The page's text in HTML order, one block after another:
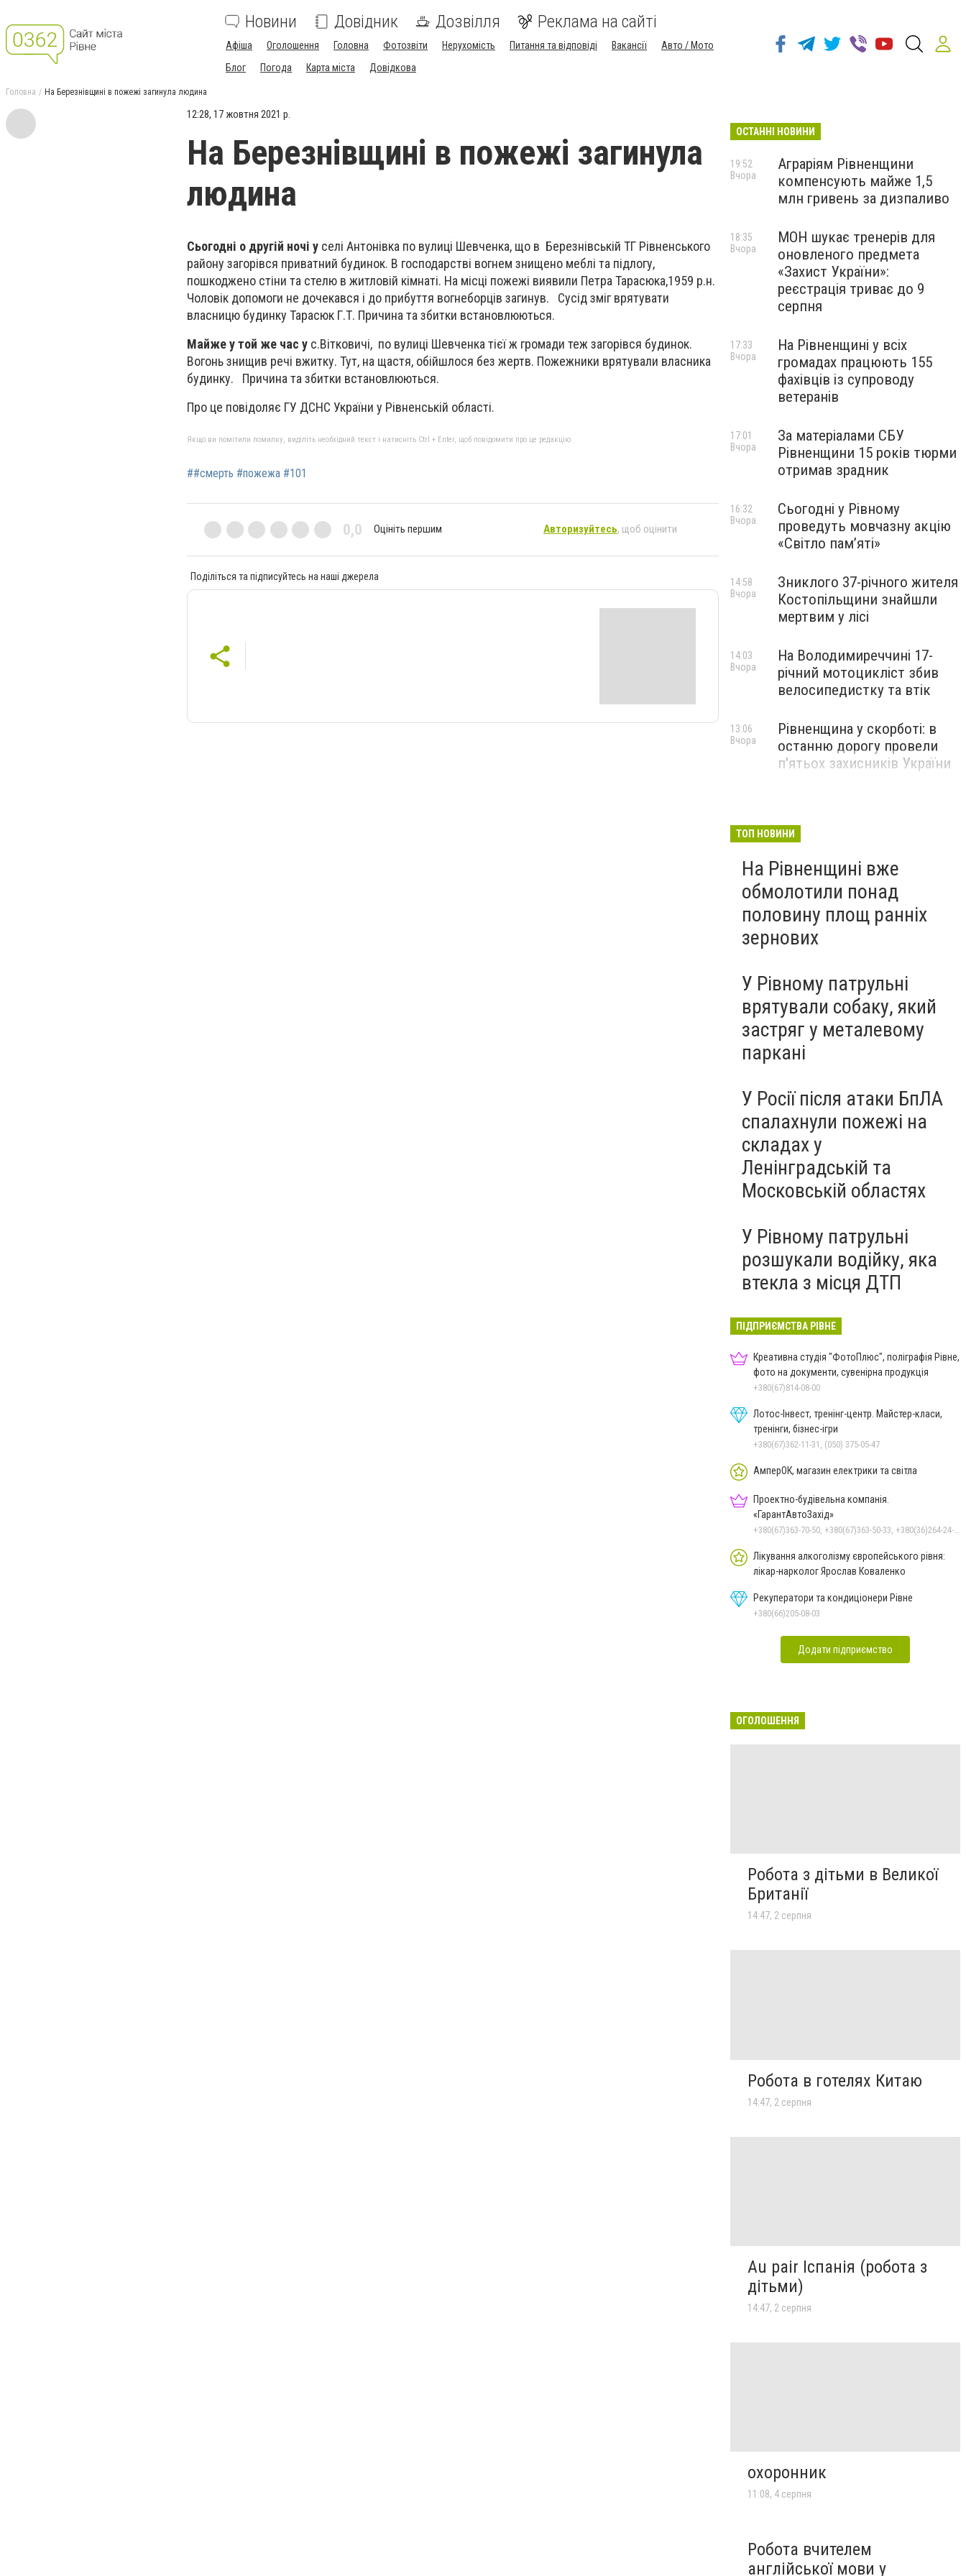
Новини Довідник Дозвілля Реклама на сайті
Афіша Оголошення Головна Фотозвіти Нерухомість Питання та відповіді Вакансії
Авто / Мото
Блог
Погода Карта міста Довідкова
Головна На Березнівщині в пожежі загинула людина
12:28, 17 жовтня 2021 р.
На Березнівщині в пожежі загинула
людина
Сьогодні о другій ночі у селі Антонівка по вулиці Шевченка, що в Березнівській ТГ Рівненського
району загорівся приватний будинок. В господарстві вогнем знищено меблі та підлогу,
пошкоджено стіни та стелю в житловій кімнаті. На місці пожежі виявили Петра Тарасюка,1959 р.н.
Чоловік допомоги не дочекався і до прибуття вогнеборців загинув. Сусід зміг врятувати
власницю будинку Тарасюк Г.Т. Причина та збитки встановлюються.
Майже у той же час у с.Вітковичі, по вулиці Шевченка тієї ж громади теж загорівся будинок.
Вогонь знищив речі вжитку. Тут, на щастя, обійшлося без жертв. Пожежники врятували власника
будинку. Причина та збитки встановлюються.
Про це повідоляє ГУ ДСНС України у Рівненській області.
Якщо ви помітили помилку, виділіть необхідний текст і натисніть Ctrl + Enter, щоб повідомити про це редакцію
##смерть #пожежа #101
0,0 Оцініть першим Авторизуйтесь, щоб оцінити
Поділіться та підписуйтесь на наші джерела
ОСТАННІ НОВИНИ
Аграріям Рівненщини
компенсують майже 1,5
млн гривень за дизпаливо
19:52
Вчора
МОН шукає тренерів для
оновленого предмета
«Захист України»:
реєстрація триває до 9
серпня
18:35
Вчора
На Рівненщині у всіх
громадах працюють 155
фахівців із супроводу
ветеранів
17:33
Вчора
За матеріалами СБУ
Рівненщини 15 років тюрми
отримав зрадник
17:01
Вчора
Сьогодні у Рівному
проведуть мовчазну акцію
«Світло пам’яті»
16:32
Вчора
Зниклого 37-річного жителя
Костопільщини знайшли
мертвим у лісі
14:58
Вчора
На Володимиреччині 17-
річний мотоцикліст збив
велосипедистку та втік
14:03
Вчора
Рівненщина у скорботі: в
останню дорогу провели
п'ятьох захисників України
13:06
Вчора
ТОП НОВИНИ
На Рівненщині вже
обмолотили понад
половину площ ранніх
зернових
У Рівному патрульні
врятували собаку, який
застряг у металевому
паркані
У Росії після атаки БпЛА
спалахнули пожежі на
складах у
Ленінградській та
Московській областях
У Рівному патрульні
розшукали водійку, яка
втекла з місця ДТП
ПІДПРИЄМСТВА РІВНЕ
Креативна студія "ФотоПлюс", поліграфія Рівне,
фото на документи, сувенірна продукція
+380(67)814-08-00
Лотос-Інвест, тренінг-центр. Майстер-класи,
тренінги, бізнес-ігри
+380(67)362-11-31, (050) 375-05-47
АмперОК, магазин електрики та світла
Проектно-будівельна компанія.
«ГарантАвтоЗахід»
+380(67)363-70-50, +380(67)363-50-33, +380(36)264-24-10
Лікування алкоголізму європейського рівня:
лікар-нарколог Ярослав Коваленко
Рекуператори та кондиціонери Рівне
+380(66)205-08-03
Додати підприємство
ОГОЛОШЕННЯ
Робота з дітьми в Великої
Британії
14:47, 2 серпня
Робота в готелях Китаю
14:47, 2 серпня
Au pair Іспанія (робота з
дітьми)
14:47, 2 серпня
охоронник
11:08, 4 серпня
Робота вчителем
англійської мови у